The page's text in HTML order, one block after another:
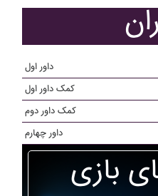
داور اول
کمک داور اول
کمک داور دوم
داور چهارم
بازی